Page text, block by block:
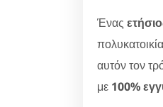
Ένας
αυτόν τον
με 100%